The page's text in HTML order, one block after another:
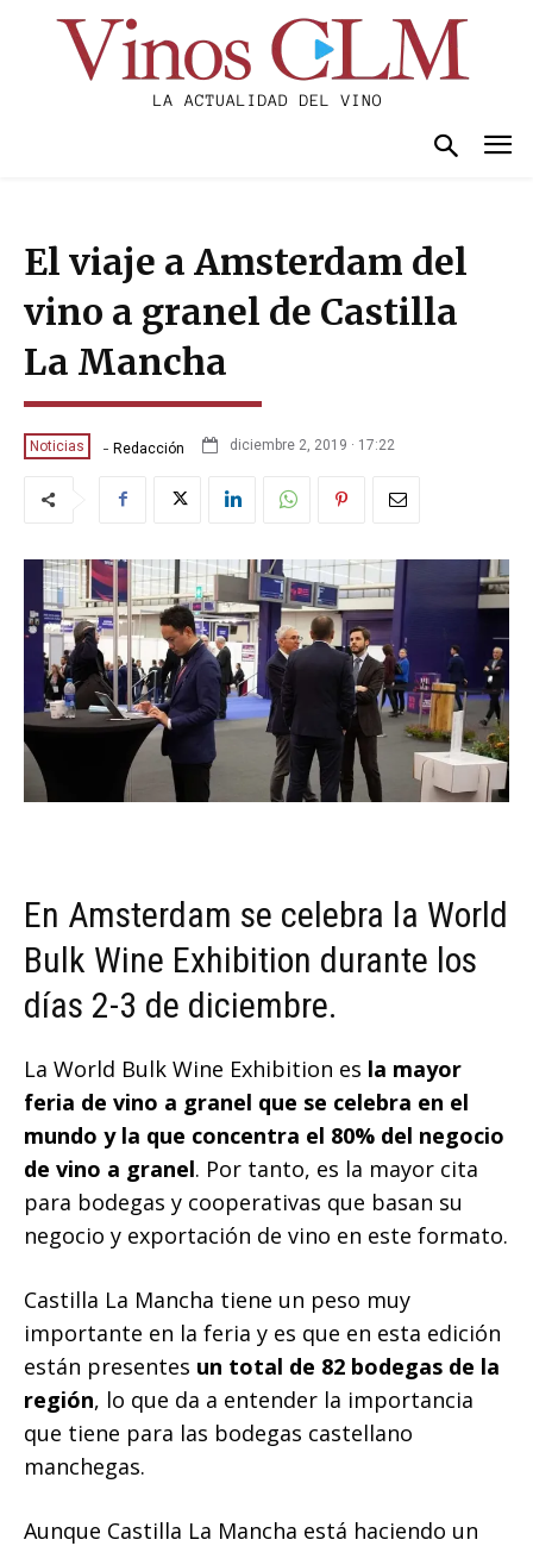
El viaje a Amsterdam del
vino a granel de Castilla
La Mancha
Noticias - Redacción diciembre 2, 2019 · 17:22
En Amsterdam se celebra la World
Bulk Wine Exhibition durante los
días 2-3 de diciembre.
La World Bulk Wine Exhibition es la mayor
feria de vino a granel que se celebra en el
mundo y la que concentra el 80% del negocio
de vino a granel. Por tanto, es la mayor cita
para bodegas y cooperativas que basan su
negocio y exportación de vino en este formato.
Castilla La Mancha tiene un peso muy
importante en la feria y es que en esta edición
están presentes un total de 82 bodegas de la
región, lo que da a entender la importancia
que tiene para las bodegas castellano
manchegas.
Aunque Castilla La Mancha está haciendo un